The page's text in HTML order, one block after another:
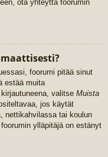
ota yhteyttä foorumin
foorumi pitää sinut
estää muita
valitse Muista
jos käytät
nettikahvilassa tai koulun
ylläpitäjä on estänyt